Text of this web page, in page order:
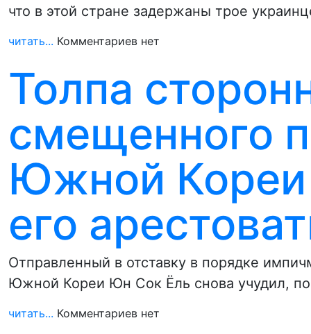
что в этой стране задержаны трое
читать... Комментариев нет
Толпа
смещенного
Южной Кореи
его
Отправленный в отставку в порядке
Южной Кореи Юн Сок Ёль снова учудил,
читать... Комментариев нет